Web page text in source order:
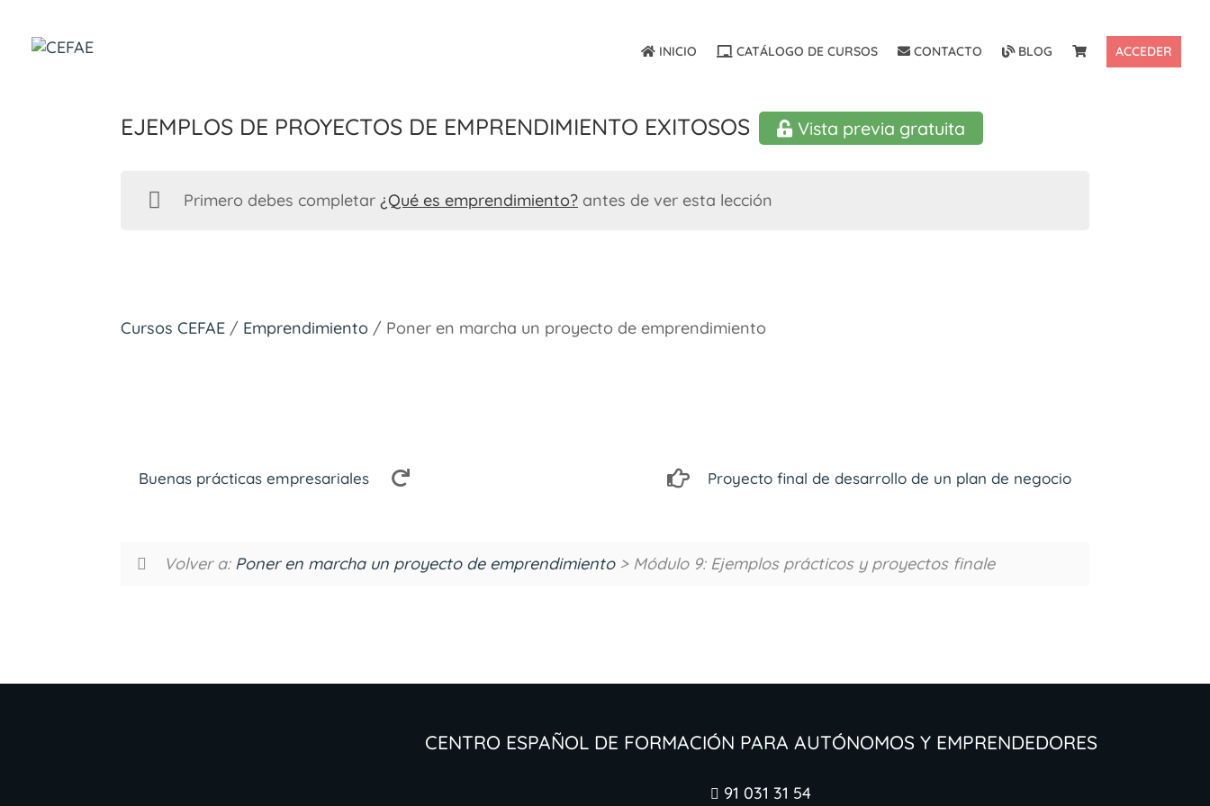
INICIO CATÁLOGO DE CURSOS CONTACTO BLOG ACCEDER
Ejemplos de proyectos de emprendimiento exitosos Vista previa gratuita
Primero debes completar ¿Qué es emprendimiento?antes de ver esta lección
Cursos CEFAE / Emprendimiento / Poner en marcha un proyecto de emprendimiento
Buenas prácticas empresariales Proyecto final de desarrollo de un plan de negocio
Volver a: Poner en marcha un proyecto de emprendimiento> Módulo 9: Ejemplos prácticos y proyectos finale
Centro Español de Formación para Autónomos y Emprendedores
 91 031 31 54